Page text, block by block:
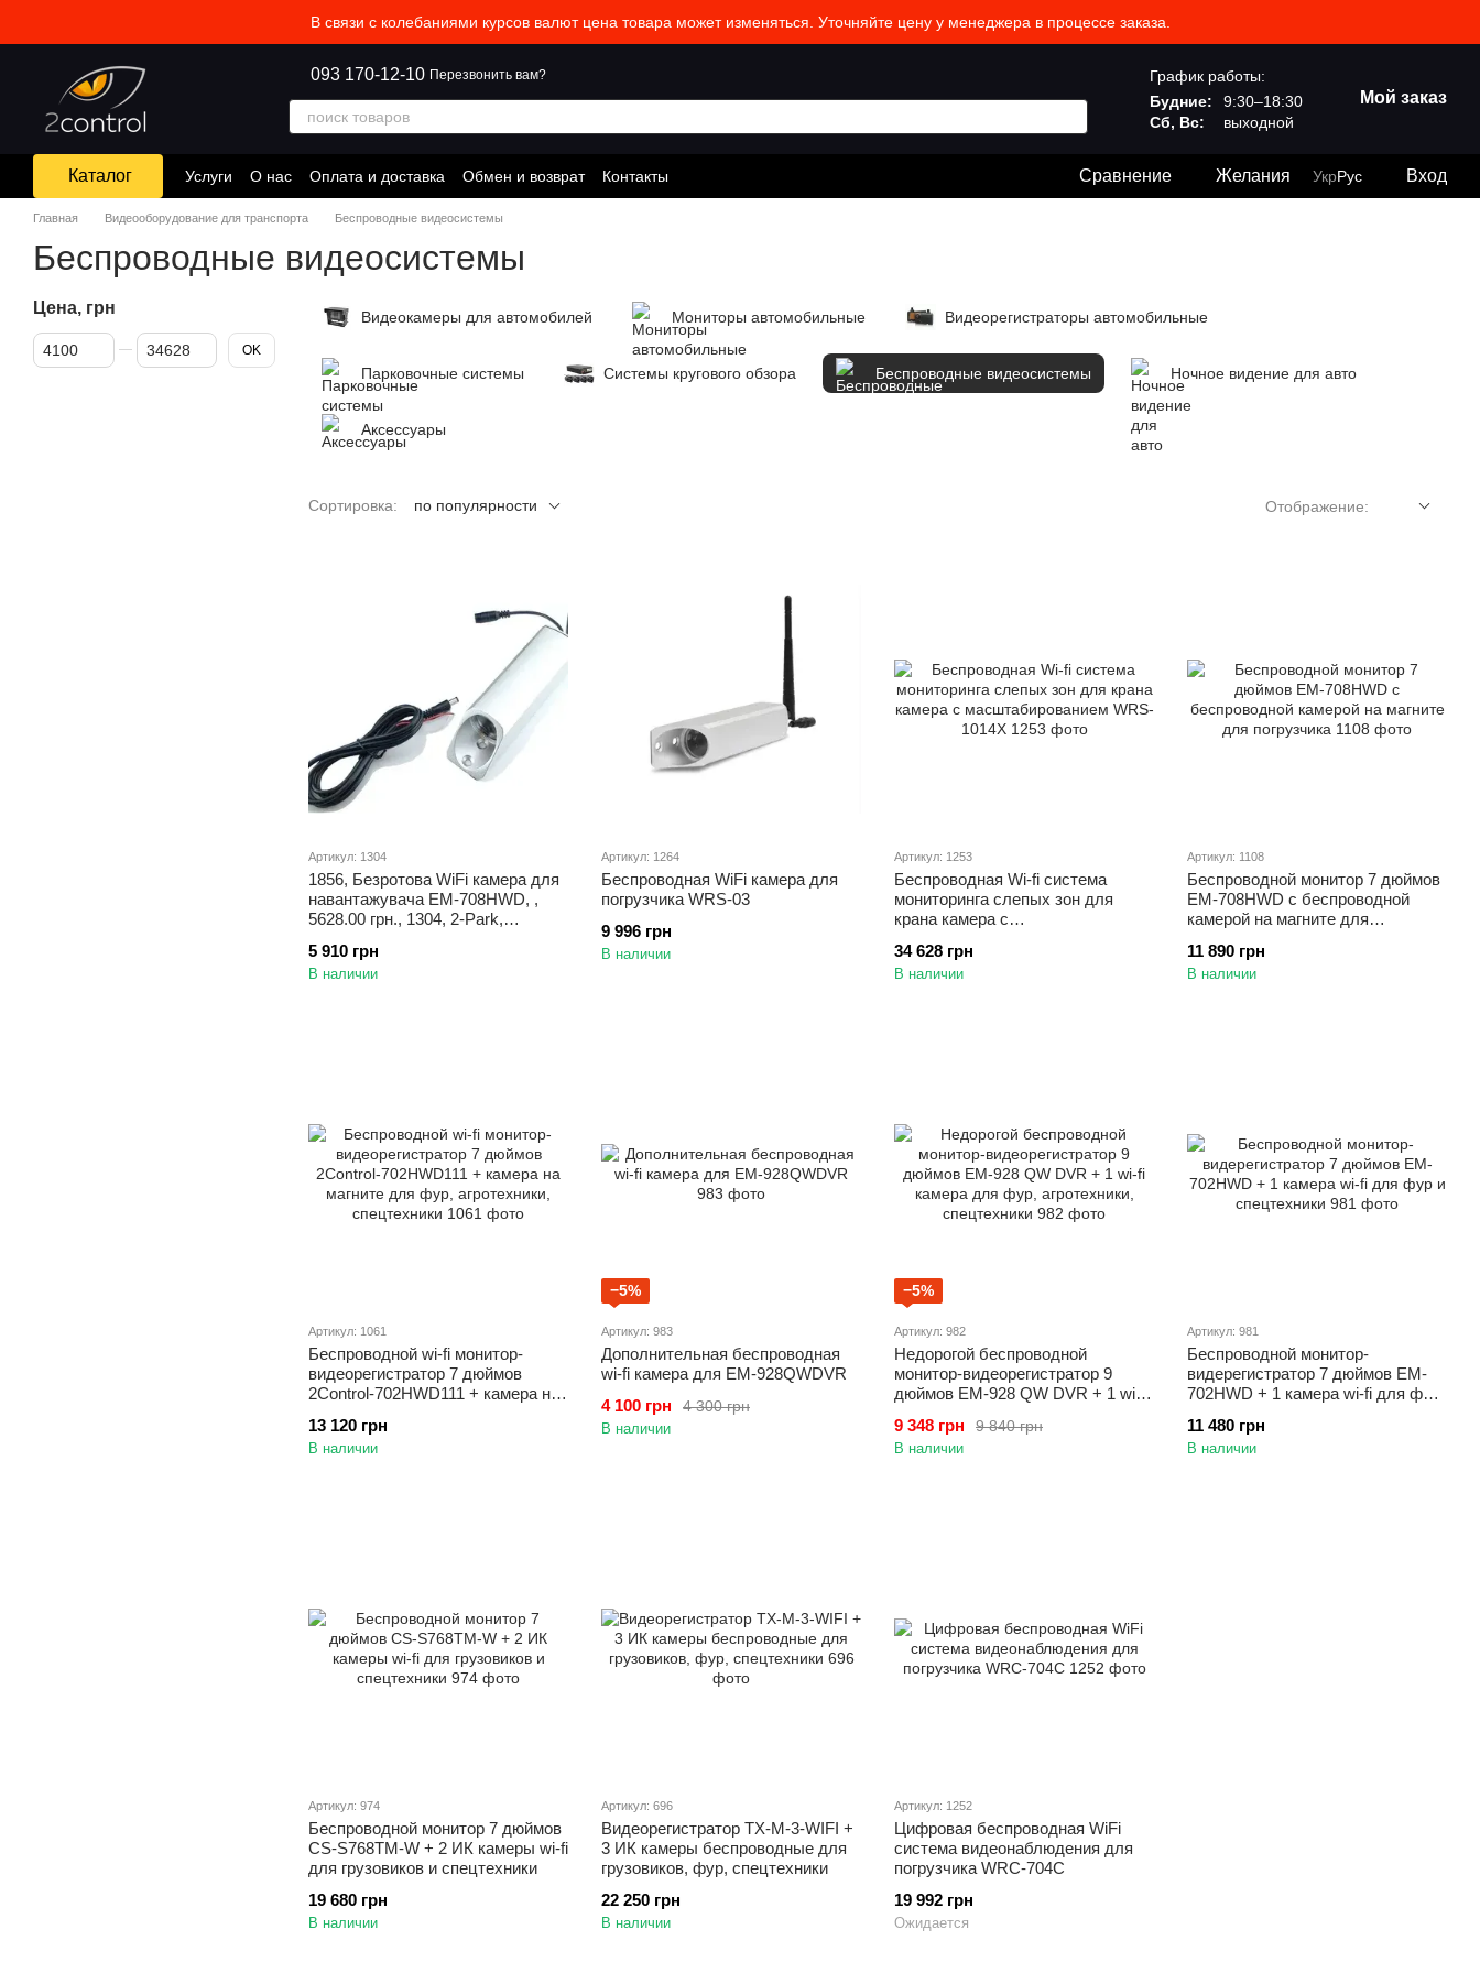
В связи с колебаниями курсов валют цена товара может изменяться. Уточняйте цену у менеджера в процессе заказа.
093 170-12-10 Перезвонить вам?
График работы:
Будние:
9:30–18:30
Сб, Вс:
выходной
Мой заказ
Каталог Услуги О нас Оплата и доставка Обмен и возврат Контакты Сравнение Желания УкрРус Вход
Главная Видеооборудование для транспорта Беспроводные видеосистемы
Беспроводные видеосистемы
Видеокамеры для автомобилей Мониторы автомобильные Видеорегистраторы автомобильные
Парковочные системы Системы кругового обзора Беспроводные видеосистемы Ночное видение для авто
Аксессуары
Сортировка: по популярности Отображение:
Артикул: 1304
1856, Безротова WiFi камера для
навантажувача EM-708HWD, ,
5628.00 грн., 1304, 2-Park,
видеосистемы для транспорта
5 910 грн
В наличии
Артикул: 1264
Беспроводная WiFi камера для
погрузчика WRS-03
9 996 грн
В наличии
Артикул: 1253
Беспроводная Wi-fi система
мониторинга слепых зон для
крана камера с
34 628 грн
В наличии
Артикул: 1108
Беспроводной монитор 7 дюймов
EM-708HWD с беспроводной
камерой на магните для
11 890 грн
В наличии
Артикул: 1061
Беспроводной wi-fi монитор-
видеорегистратор 7 дюймов
2Control-702HWD111 + камера на
спецтехники
13 120 грн
В наличии
−5%
Артикул: 983
Дополнительная беспроводная
wi-fi камера для EM-928QWDVR
4 300 грн
4 100 грн
В наличии
−5%
Артикул: 982
Недорогой беспроводной
монитор-видеорегистратор 9
дюймов EM-928 QW DVR + 1 wi-fi
спецтехники9 840 грн
9 348 грн
В наличии
Артикул: 981
Беспроводной монитор-
видерегистратор 7 дюймов EM-
702HWD + 1 камера wi-fi для фур
11 480 грн
В наличии
Артикул: 974
Беспроводной монитор 7 дюймов
CS-S768TM-W + 2 ИК камеры wi-fi
для грузовиков и спецтехники
19 680 грн
В наличии
Артикул: 696
Видеорегистратор TX-M-3-WIFI +
3 ИК камеры беспроводные для
грузовиков, фур, спецтехники
22 250 грн
В наличии
Артикул: 1252
Цифровая беспроводная WiFi
система видеонаблюдения для
погрузчика WRC-704C
19 992 грн
Ожидается
Цена, грн
От Цена, грн
До Цена, грн OK